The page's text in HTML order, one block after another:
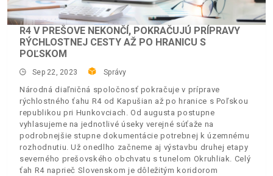
R4 V PREŠOVE NEKONČÍ, POKRAČUJÚ PRÍPRAVY
RÝCHLOSTNEJ CESTY AŽ PO HRANICU S
POĽSKOM
Sep 22, 2023 Správy
Národná diaľničná spoločnosť pokračuje v príprave
rýchlostného ťahu R4 od Kapušian až po hranice s Poľskou
republikou pri Hunkovciach. Od augusta postupne
vyhlasujeme na jednotlivé úseky verejné súťaže na
podrobnejšie stupne dokumentácie potrebnej k územnému
rozhodnutiu. Už onedlho začneme aj výstavbu druhej etapy
severného prešovského obchvatu s tunelom Okruhliak. Celý
ťah R4 naprieč Slovenskom je dôležitým koridorom